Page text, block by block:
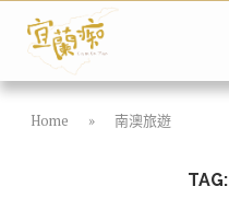
Home » 南澳旅遊
TAG: